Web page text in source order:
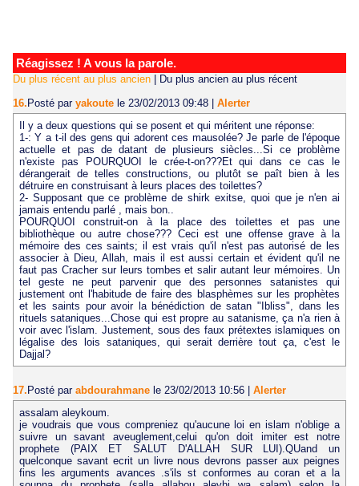
Réagissez ! A vous la parole.
Du plus récent au plus ancien
Du plus ancien au plus récent
16. Posté par yakoute le 23/02/2013 09:48
Alerter
Il y a deux questions qui se posent et qui méritent une réponse:
1-: Y a t-il des gens qui adorent ces mausolée? Je parle de l'époque
actuelle et pas de datant de plusieurs siècles...Si ce problème
n'existe pas POURQUOI le crée-t-on???Et qui dans ce cas le
dérangerait de telles constructions, ou plutôt se paît bien à les
détruire en construisant à leurs places des toilettes?
2- Supposant que ce problème de shirk exitse, quoi que je n'en ai
jamais entendu parlé , mais bon..
POURQUOI construit-on à la place des toilettes et pas une
bibliothèque ou autre chose??? Ceci est une offense grave à la
mémoire des ces saints; il est vrais qu'il n'est pas autorisé de les
associer à Dieu, Allah, mais il est aussi certain et évident qu'il ne
faut pas Cracher sur leurs tombes et salir autant leur mémoires. Un
tel geste ne peut parvenir que des personnes satanistes qui
justement ont l'habitude de faire des blasphèmes sur les prophètes
et les saints pour avoir la bénédiction de satan "Ibliss", dans les
rituels sataniques...Chose qui est propre au satanisme, ça n'a rien à
voir avec l'islam. Justement, sous des faux prétextes islamiques on
légalise des lois sataniques, qui serait derrière tout ça, c'est le
Dajjal?
17. Posté par abdourahmane le 23/02/2013 10:56
Alerter
assalam aleykoum.
je voudrais que vous compreniez qu'aucune loi en islam n'oblige a
suivre un savant aveuglement,celui qu'on doit imiter est notre
prophete (PAIX ET SALUT D'ALLAH SUR LUI).QUand un
quelconque savant ecrit un livre nous devrons passer aux peignes
fins les arguments avances .s'ils st conformes au coran et a la